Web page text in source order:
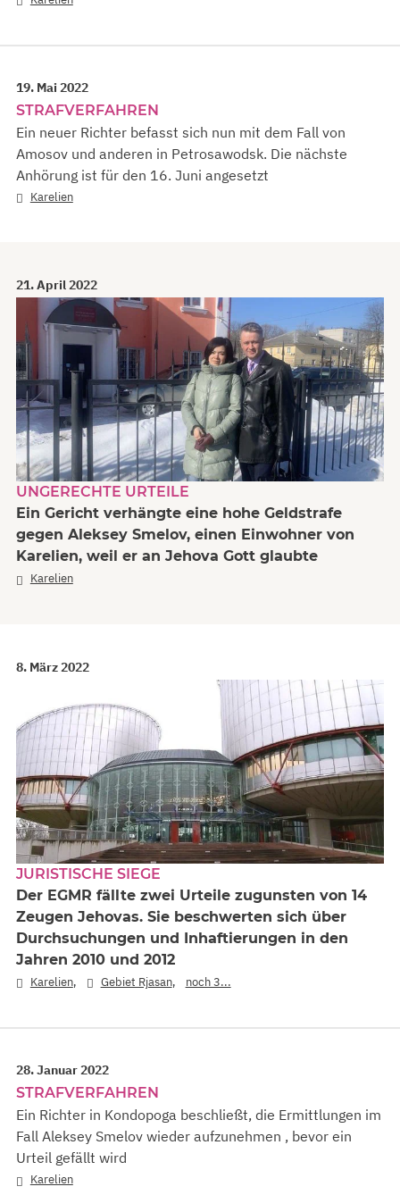
19. Mai 2022
STRAFVERFAHREN
Ein neuer Richter befasst sich nun mit dem Fall von
Amosov und anderen in Petrosawodsk. Die nächste
Anhörung ist für den 16. Juni angesetzt
Karelien
21. April 2022
UNGERECHTE URTEILE
Ein Gericht verhängte eine hohe Geldstrafe
gegen Aleksey Smelov, einen Einwohner von
Karelien, weil er an Jehova Gott glaubte
Karelien
8. März 2022
JURISTISCHE SIEGE
Der EGMR fällte zwei Urteile zugunsten von 14
Zeugen Jehovas. Sie beschwerten sich über
Durchsuchungen und Inhaftierungen in den
Jahren 2010 und 2012
Karelien, Gebiet Rjasan, noch 3...
28. Januar 2022
STRAFVERFAHREN
Ein Richter in Kondopoga beschließt, die Ermittlungen im
Fall Aleksey Smelov wieder aufzunehmen , bevor ein
Urteil gefällt wird
Karelien